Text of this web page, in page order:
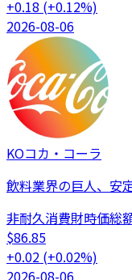
+0.18 (+0.12%)
2026-08-06
KOコカ・コーラ
飲料業界の巨人、安
非耐久消費財時価総
$86.85
+0.02 (+0.02%)